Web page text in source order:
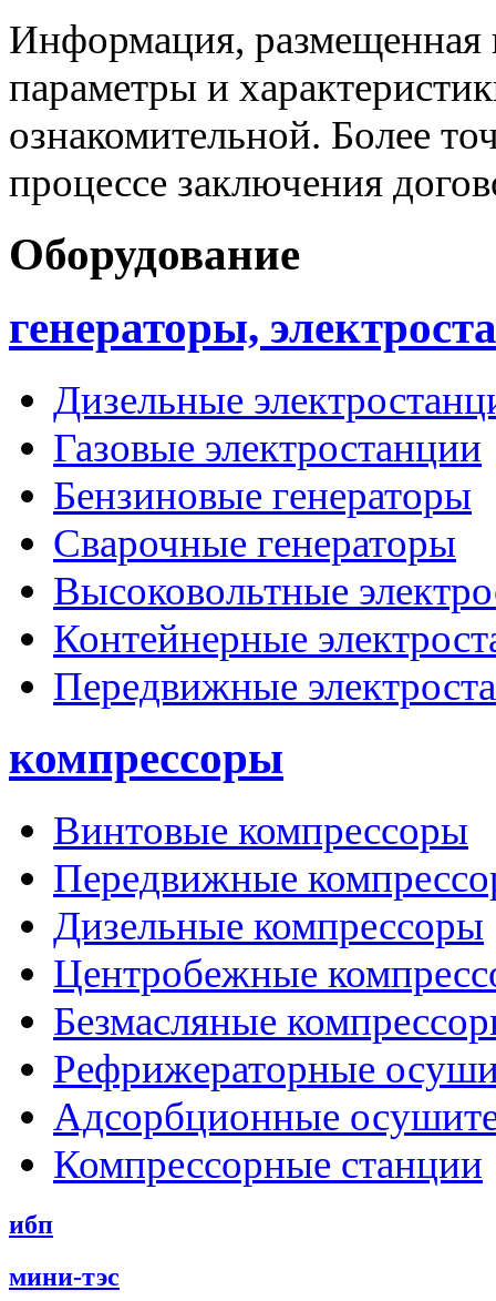
Информация, размещенная
параметры и
ознакомительной. Более
процессе заключения
Оборудование
генераторы,
Дизельные
Газовые электростанции
Бензиновые генераторы
Сварочные генераторы
Высоковольтные
Контейнерные
Передвижные
компрессоры
Винтовые компрессоры
Передвижные
Дизельные компрессоры
Центробежные
Безмасляные
Рефрижераторные
Адсорбционные
Компрессорные станции
ибп
мини-тэс